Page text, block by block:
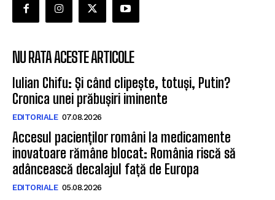
NU RATA ACESTE ARTICOLE
Iulian Chifu: Și când clipește, totuși, Putin?
Cronica unei prăbușiri iminente
EDITORIALE 07.08.2026
Accesul pacienților români la medicamente
inovatoare rămâne blocat: România riscă să
adâncească decalajul față de Europa
EDITORIALE 05.08.2026